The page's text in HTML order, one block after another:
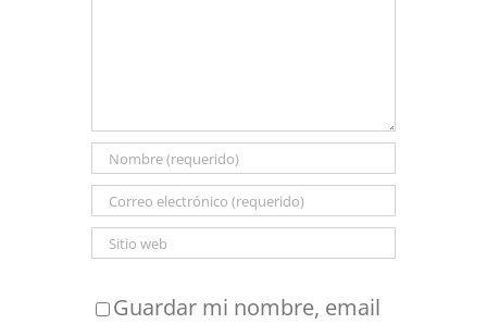
Guardar mi nombre, email